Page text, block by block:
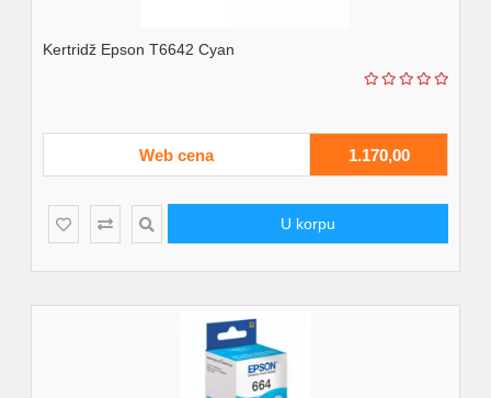
Kertridž Epson T6642 Cyan
Web cena 1.170,00
U korpu